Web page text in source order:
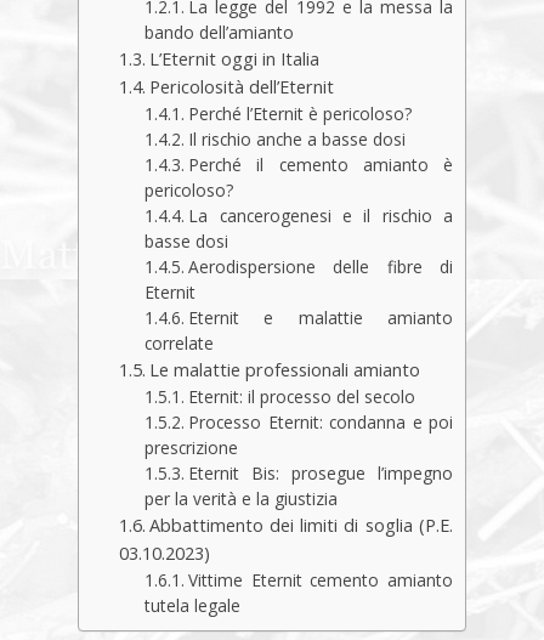
La legge del 1992 e la messa la
bando dell’amianto
L’Eternit oggi in Italia
Pericolosità dell’Eternit
Perché l’Eternit è pericoloso?
Il rischio anche a basse dosi
Perché il cemento amianto è
pericoloso?
La cancerogenesi e il rischio a
basse dosi
Aerodispersione delle fibre di
Eternit
Eternit e malattie amianto
correlate
Le malattie professionali amianto
Eternit: il processo del secolo
Processo Eternit: condanna e poi
prescrizione
Eternit Bis: prosegue l’impegno
per la verità e la giustizia
Abbattimento dei limiti di soglia (P.E.
03.10.2023)
Vittime Eternit cemento amianto
tutela legale